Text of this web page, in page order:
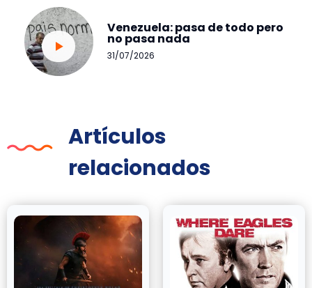
Venezuela: pasa de todo pero
no pasa nada
31/07/2026
Artículos
relacionados